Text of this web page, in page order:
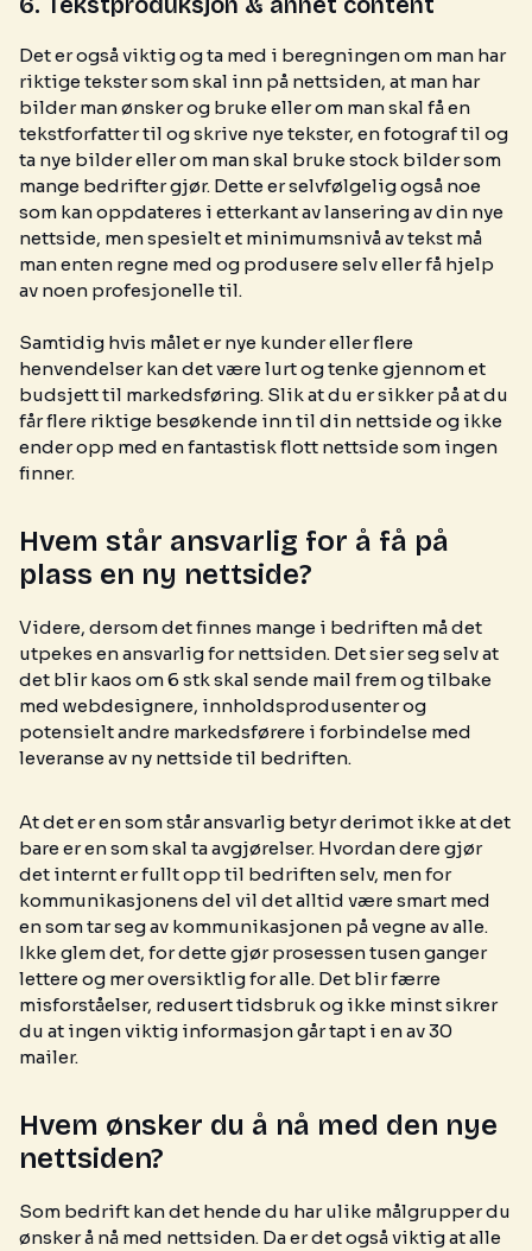
Det er også viktig og ta med i beregningen om man har
riktige tekster som skal inn på nettsiden, at man har
bilder man ønsker og bruke eller om man skal få en
tekstforfatter til og skrive nye tekster, en fotograf til og
ta nye bilder eller om man skal bruke stock bilder som
mange bedrifter gjør. Dette er selvfølgelig også noe
som kan oppdateres i etterkant av lansering av din nye
nettside, men spesielt et minimumsnivå av tekst må
man enten regne med og produsere selv eller få hjelp
av noen profesjonelle til.
Samtidig hvis målet er nye kunder eller flere
henvendelser kan det være lurt og tenke gjennom et
budsjett til markedsføring. Slik at du er sikker på at du
får flere riktige besøkende inn til din nettside og ikke
ender opp med en fantastisk flott nettside som ingen
finner.
Hvem står ansvarlig for å få på
plass en ny nettside?
Videre, dersom det finnes mange i bedriften må det
utpekes en ansvarlig for nettsiden. Det sier seg selv at
det blir kaos om 6 stk skal sende mail frem og tilbake
med webdesignere, innholdsprodusenter og
potensielt andre markedsførere i forbindelse med
leveranse av ny nettside til bedriften.
At det er en som står ansvarlig betyr derimot ikke at det
bare er en som skal ta avgjørelser. Hvordan dere gjør
det internt er fullt opp til bedriften selv, men for
kommunikasjonens del vil det alltid være smart med
en som tar seg av kommunikasjonen på vegne av alle.
Ikke glem det, for dette gjør prosessen tusen ganger
lettere og mer oversiktlig for alle. Det blir færre
misforståelser, redusert tidsbruk og ikke minst sikrer
du at ingen viktig informasjon går tapt i en av 30
mailer.
Hvem ønsker du å nå med den nye
nettsiden?
Som bedrift kan det hende du har ulike målgrupper du
ønsker å nå med nettsiden. Da er det også viktig at alle